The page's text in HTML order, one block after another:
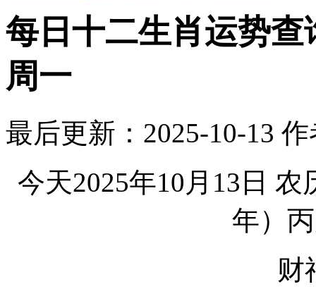
每日十二生肖运势查
周一
最后更新：2025-10-13 作
今天2025年10月13日
年）
财